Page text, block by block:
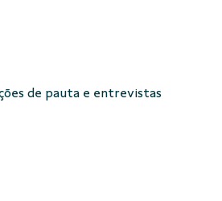
de pauta e entrevistas